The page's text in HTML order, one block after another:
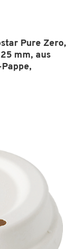
Pure Zero,
mm, aus